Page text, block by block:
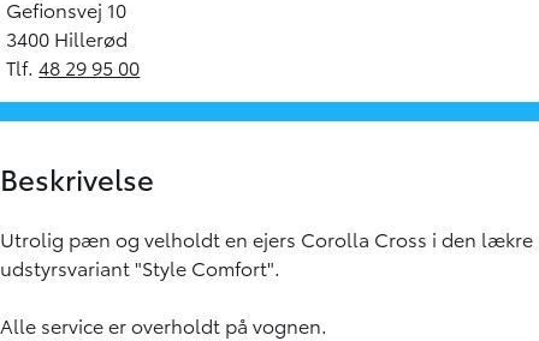
Gefionsvej 10
3400 Hillerød
Tlf.48 29 95 00
Beskrivelse
Utrolig pæn og velholdt en ejers Corolla Cross i den lækre
udstyrsvariant "Style Comfort".
Alle service er overholdt på vognen.